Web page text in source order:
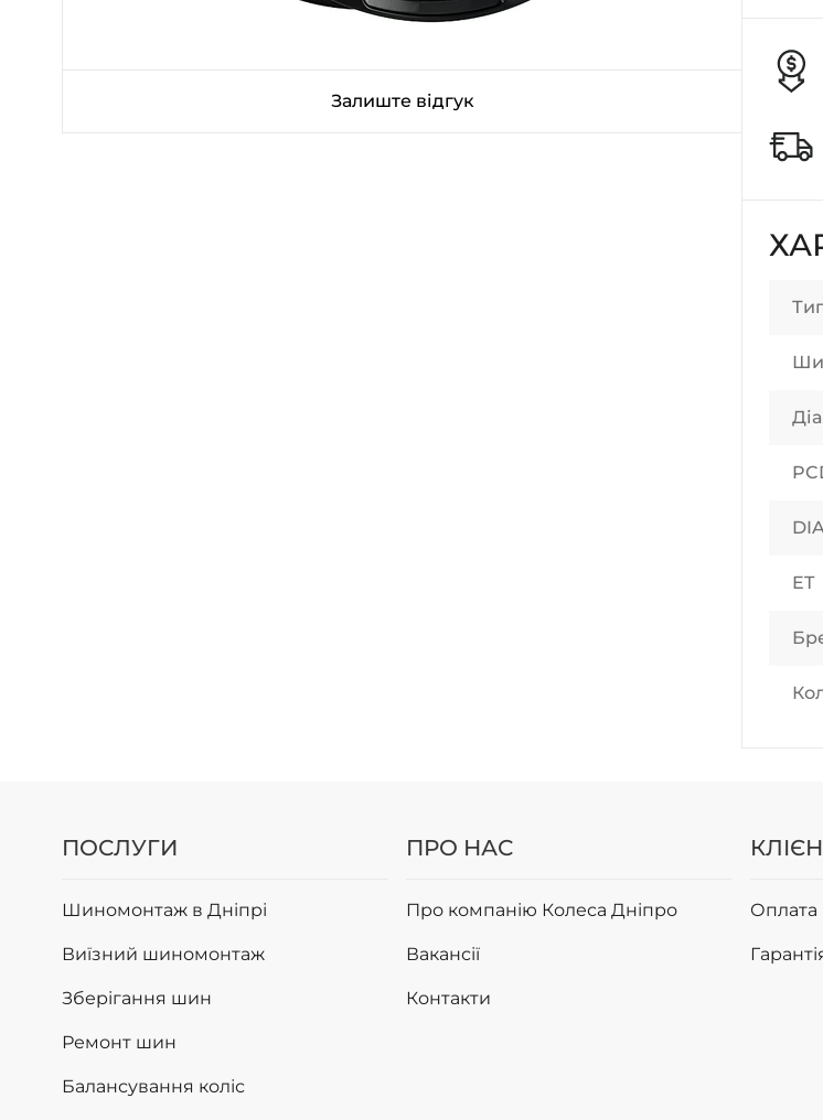
Залиште відгук
ET
ПОСЛУГИ
Шиномонтаж в Дніпрі
Виїзний шиномонтаж
Зберігання шин
Ремонт шин
Балансування коліс
ПРО НАС
Про компанію Колеса Дніпро
Вакансії
Контакти
Оплата